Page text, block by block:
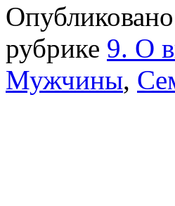
Опубликовано
рубрике 9. О
Мужчины,